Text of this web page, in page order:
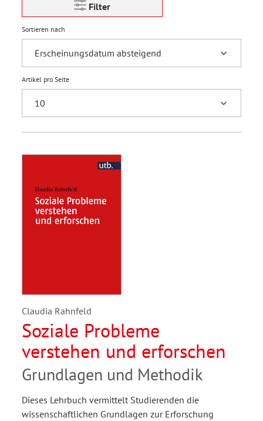
Filter
Sortieren nach
Artikel pro Seite
Claudia Rahnfeld
Soziale Probleme
verstehen und erforschen
Grundlagen und Methodik
Dieses Lehrbuch vermittelt Studierenden die
wissenschaftlichen Grundlagen zur Erforschung